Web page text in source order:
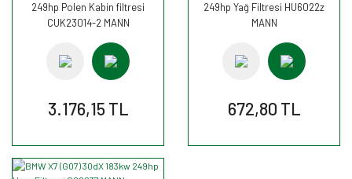
249hp Polen Kabin filtresi
CUK23014-2 MANN
3.176,15 TL
249hp Yağ Filtresi HU6022z
MANN
672,80 TL